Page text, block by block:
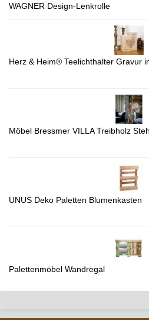
WAGNER Design-Lenkrolle
Herz & Heim® Teelichthalter Gravur
Möbel Bressmer VILLA Treibholz
UNUS Deko Paletten Blumenkasten
Palettenmöbel Wandregal